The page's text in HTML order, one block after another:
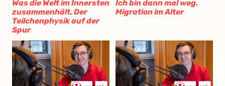
Was die Welt im Innersten
zusammenhält. Der
Teilchenphysik auf der
Spur
Ich bin dann mal weg.
Migration im Alter